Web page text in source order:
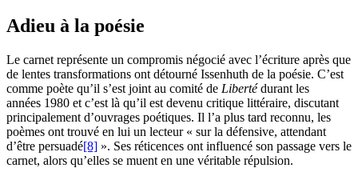
Adieu à la poésie
Le carnet représente un compromis négocié avec l’écriture après que
de lentes transformations ont détourné Issenhuth de la poésie. C’est
comme poète qu’il s’est joint au comité de Libertédurant les
années 1980 et c’est là qu’il est devenu critique littéraire, discutant
principalement d’ouvrages poétiques. Il l’a plus tard reconnu, les
poèmes ont trouvé en lui un lecteur « sur la défensive, attendant
d’être persuadé[8] ». Ses réticences ont influencé son passage vers le
carnet, alors qu’elles se muent en une véritable répulsion.